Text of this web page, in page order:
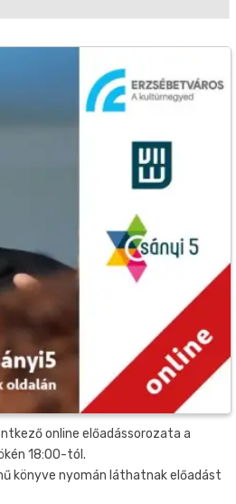
online előadássorozata a
18:00-tól.
könyve nyomán láthatnak előadást